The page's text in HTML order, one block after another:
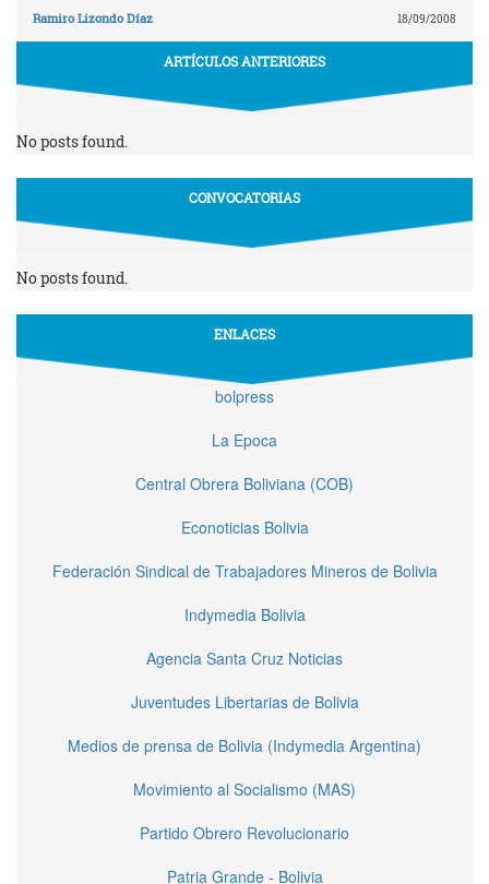
Ramiro Lizondo Díaz 18/09/2008
ARTÍCULOS ANTERIORES
No posts found.
CONVOCATORIAS
No posts found.
ENLACES
bolpress
La Epoca
Central Obrera Boliviana (COB)
Econoticias Bolivia
Federación Sindical de Trabajadores Mineros de Bolivia
Indymedia Bolivia
Agencia Santa Cruz Noticias
Juventudes Libertarias de Bolivia
Medios de prensa de Bolivia (Indymedia Argentina)
Movimiento al Socialismo (MAS)
Partido Obrero Revolucionario
Patria Grande - Bolivia